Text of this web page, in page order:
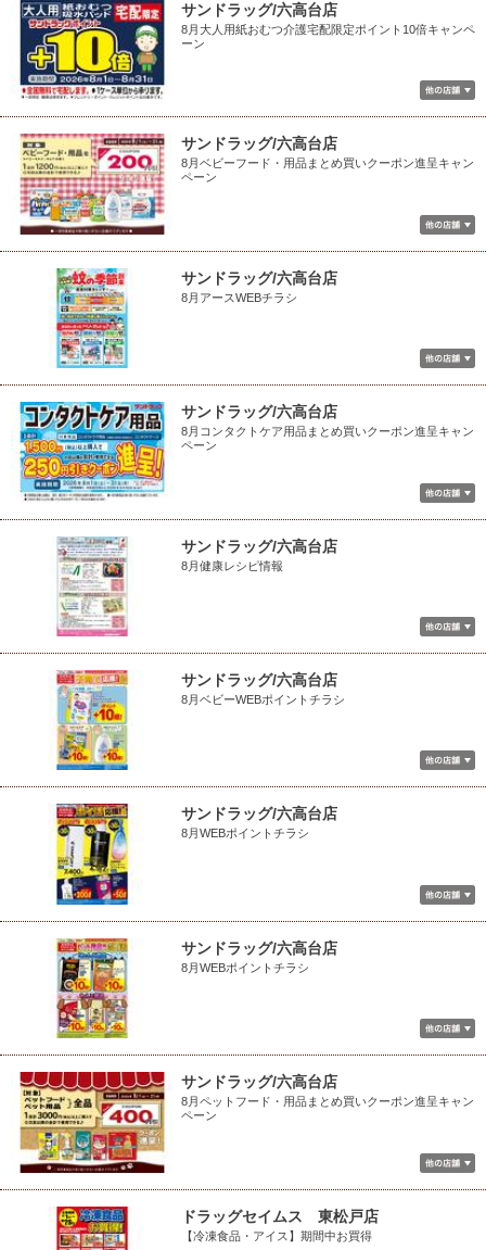
サンドラッグ/六高台店
8月大人用紙おむつ介護宅配限定ポイント10倍キャンペ
ーン
サンドラッグ/六高台店
8月ベビーフード・用品まとめ買いクーポン進呈キャン
ペーン
サンドラッグ/六高台店
8月アースWEBチラシ
サンドラッグ/六高台店
8月コンタクトケア用品まとめ買いクーポン進呈キャン
ペーン
サンドラッグ/六高台店
8月健康レシピ情報
サンドラッグ/六高台店
8月ベビーWEBポイントチラシ
サンドラッグ/六高台店
8月WEBポイントチラシ
サンドラッグ/六高台店
8月WEBポイントチラシ
サンドラッグ/六高台店
8月ペットフード・用品まとめ買いクーポン進呈キャン
ペーン
ドラッグセイムス 東松戸店
【冷凍食品・アイス】期間中お買得